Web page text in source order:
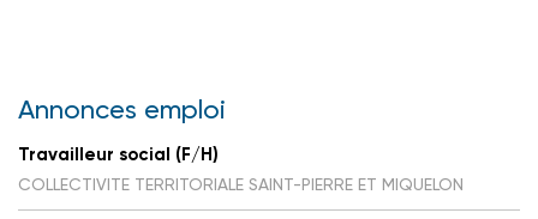
Annonces emploi
Travailleur social (F/H)
COLLECTIVITE TERRITORIALE SAINT-PIERRE ET MIQUELON